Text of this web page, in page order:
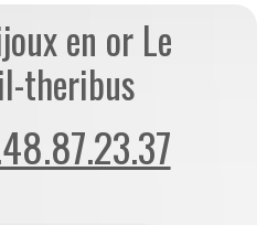
en or Le
theribus